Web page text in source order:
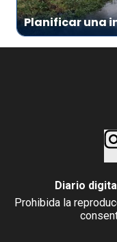
Planificar una
Diario
Prohibida la